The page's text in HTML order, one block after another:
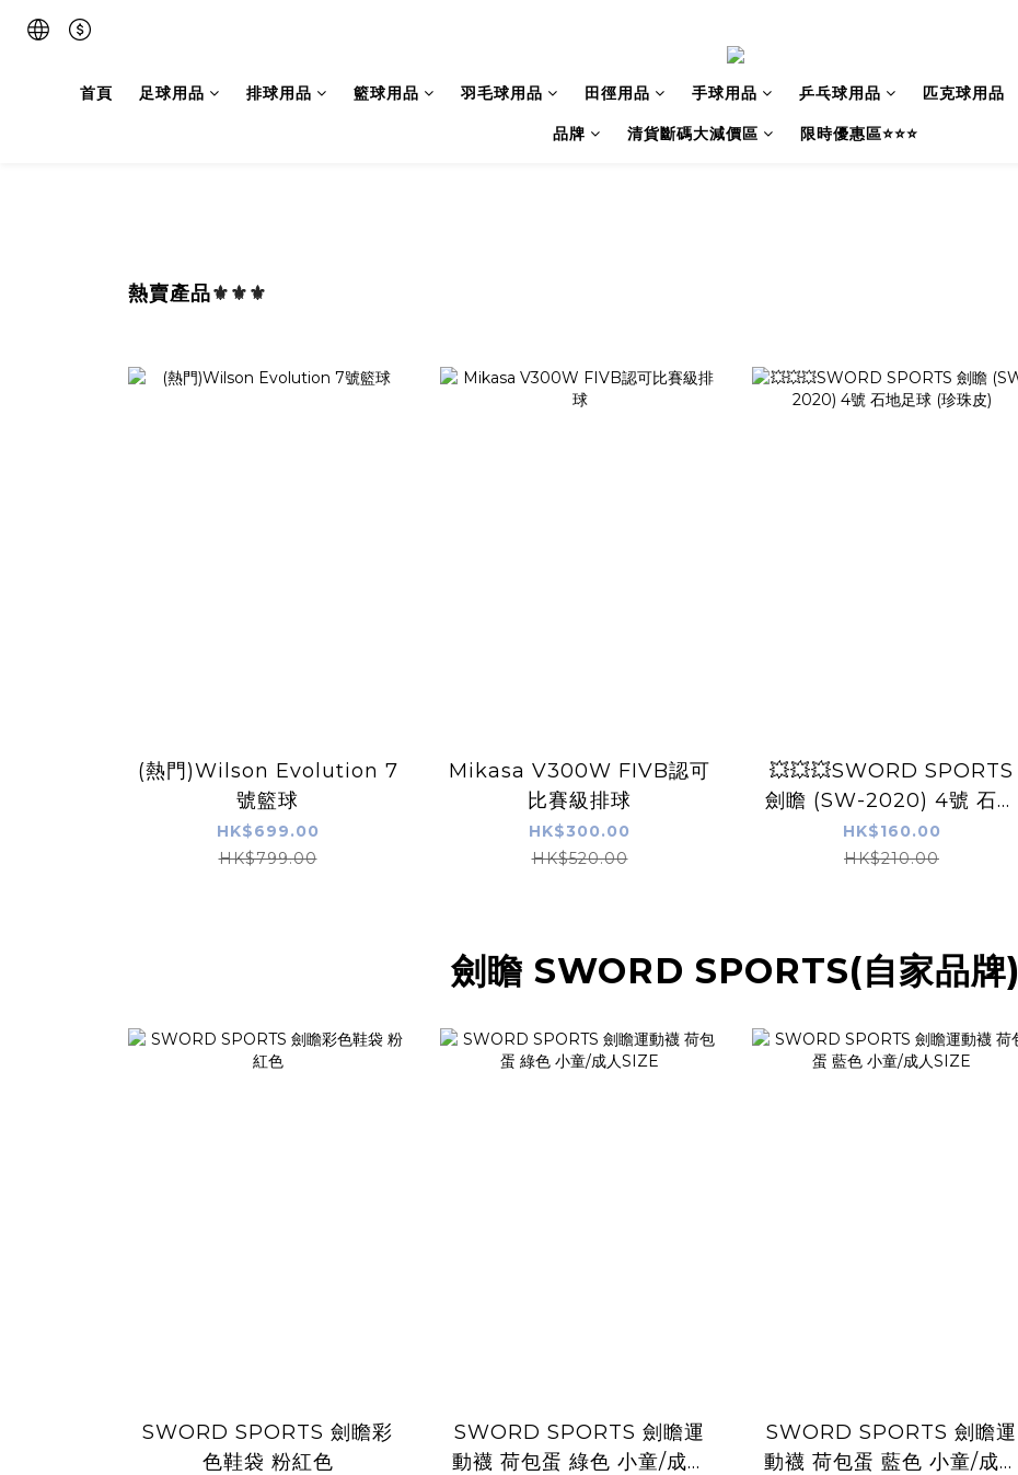
首頁 足球用品 排球用品 籃球用品 羽毛球用品 田徑用品 手球用品 乒乓球用品 匹克球用品
品牌 清貨斷碼大減價區 限時優惠區⭐⭐⭐
熱賣產品⚜️⚜️⚜️
(熱門)Wilson Evolution 7
號籃球
HK$699.00
HK$799.00
Mikasa V300W FIVB認可
比賽級排球
HK$300.00
HK$520.00
💥💥💥SWORD SPORTS
劍瞻 (SW-2020) 4號 石地
足球 (珍珠皮)
HK$160.00
HK$210.00
劍瞻 SWORD SPORTS(自家品牌)
SWORD SPORTS 劍瞻彩
色鞋袋 粉紅色
SWORD SPORTS 劍瞻運
動襪 荷包蛋 綠色 小童/成人
SWORD SPORTS 劍瞻運
動襪 荷包蛋 藍色 小童/成人